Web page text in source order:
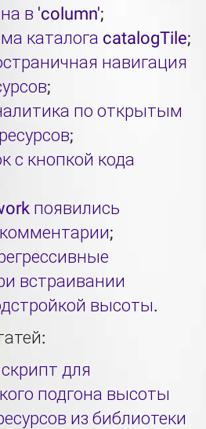
в 'column';
каталога catalogTile;
навигация
;
по открытым
;
с кнопкой кода
появились
;
встраивании
высоты.
для
подгона высоты
из библиотеки